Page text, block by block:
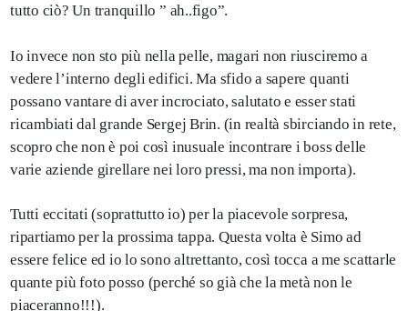
tutto ciò? Un tranquillo ” ah..figo”.
Io invece non sto più nella pelle, magari non riusciremo a
vedere l’interno degli edifici. Ma sfido a sapere quanti
possano vantare di aver incrociato, salutato e esser stati
ricambiati dal grande Sergej Brin. (in realtà sbirciando in rete,
scopro che non è poi così inusuale incontrare i boss delle
varie aziende girellare nei loro pressi, ma non importa).
Tutti eccitati (soprattutto io) per la piacevole sorpresa,
ripartiamo per la prossima tappa. Questa volta è Simo ad
essere felice ed io lo sono altrettanto, così tocca a me scattarle
quante più foto posso (perché so già che la metà non le
piaceranno!!!).